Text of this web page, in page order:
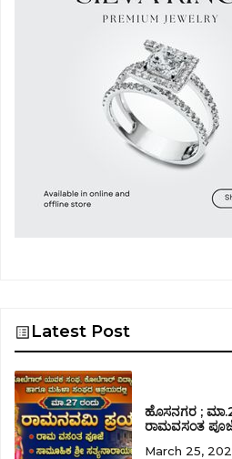
Latest Post
ಹೊಸನಗರ ;
ರಾಮವಸಂತ
March 25,